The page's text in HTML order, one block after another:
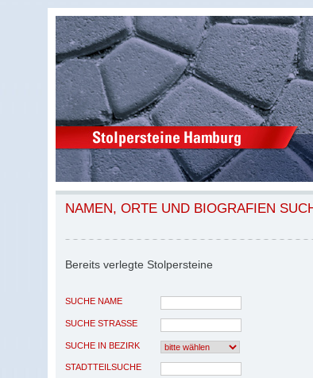
NAMEN, ORTE UND BIOGRAFIEN
Bereits verlegte Stolpersteine
SUCHE NAME
SUCHE STRASSE
SUCHE IN BEZIRK
STADTTEILSUCHE